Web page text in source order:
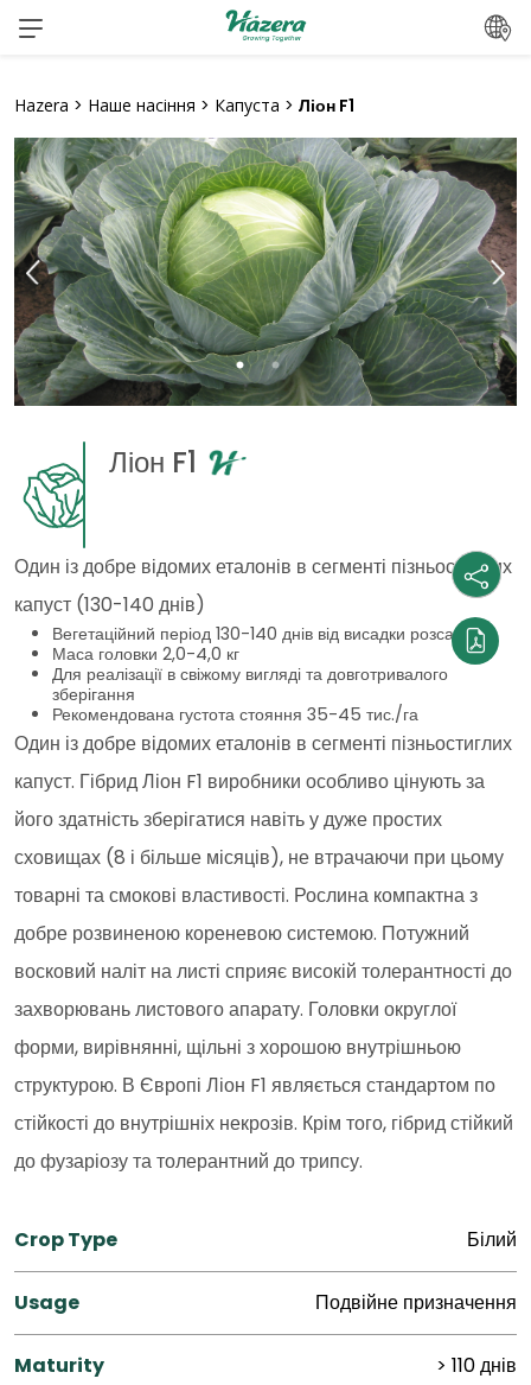
Перейти
до
Hazera > Наше насіння > Капуста > Ліон F1
Ліон F1
Один із добре відомих еталонів в сегменті пізньостиглих
капуст (130-140 днів)
Вегетаційний період 130-140 днів від висадки розсади
Маса головки 2,0-4,0 кг
Для реалізації в свіжому вигляді та довготривалого
зберігання
Рекомендована густота стояння 35-45 тис./га
Один із добре відомих еталонів в сегменті пізньостиглих
капуст. Гібрид Ліон F1 виробники особливо цінують за
його здатність зберігатися навіть у дуже простих
сховищах (8 і більше місяців), не втрачаючи при цьому
товарні та смокові властивості. Рослина компактна з
добре розвиненою кореневою системою. Потужний
восковий наліт на листі сприяє високій толерантності до
захворювань листового апарату. Головки округлої
форми, вирівнянні, щільні з хорошою внутрішньою
структурою. В Європі Ліон F1 являється стандартом по
стійкості до внутрішніх некрозів. Крім того, гібрид стійкий
до фузаріозу та толерантний до трипсу.
Crop Type Білий
Usage Подвійне призначення
Maturity > 110 днів